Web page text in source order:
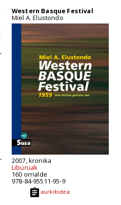
Western Basque Festival
Miel A. Elustondo
2007, kronika
Liburuak
160 orrialde
978-84-95511-95-9
aurkibidea